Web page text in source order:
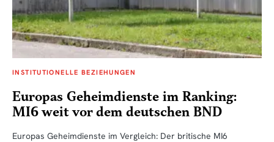
INSTITUTIONELLE BEZIEHUNGEN
Europas Geheimdienste im Ranking:
MI6 weit vor dem deutschen BND
Europas Geheimdienste im Vergleich: Der britische MI6